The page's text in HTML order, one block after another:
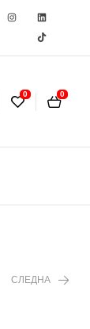
0 0
СЛЕДНА